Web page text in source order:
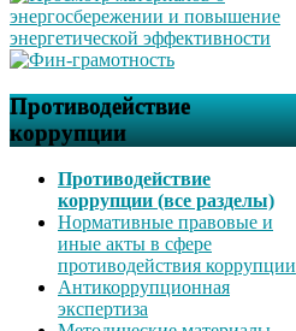
Противодействие
коррупции
Противодействие
коррупции (все разделы)
Нормативные правовые и
иные акты в сфере
противодействия коррупции
Антикоррупционная
экспертиза